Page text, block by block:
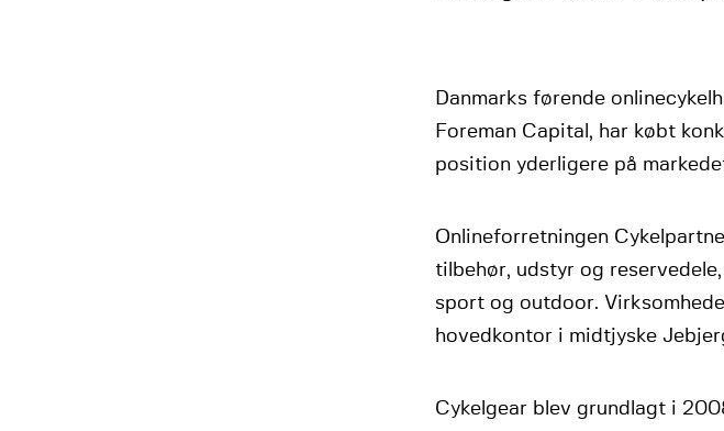
Danmarks førende
Foreman Capital, har købt
position yderligere på
Onlineforretningen
tilbehør, udstyr og
sport og outdoor.
hovedkontor i midtjyske
Cykelgear blev grundlagt i